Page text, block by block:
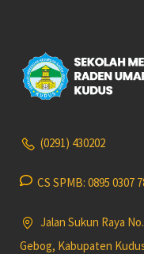
(0291) 430202
CS SPMB: 0895 0307
Jalan Sukun Raya
Gebog, Kabupaten